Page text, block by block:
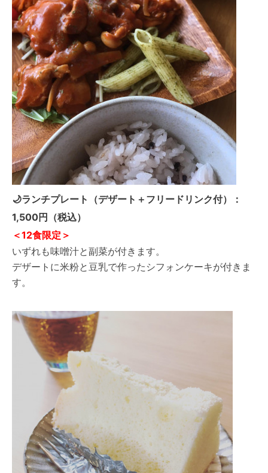
🌙ランチプレート（デザート＋ フリードリンク付）：
1,500円（税込）
＜12食限定＞
いずれも味噌汁と副菜が付きます。
デザートに米粉と豆乳で作ったシフォンケーキが付きま
す。